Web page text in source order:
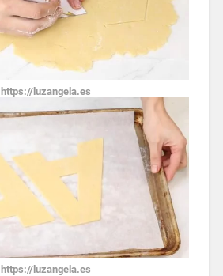
https://luzangela.es
https://luzangela.es